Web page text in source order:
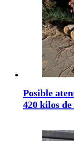
Posible
420 kilos